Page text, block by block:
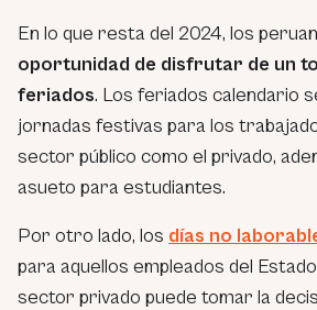
En lo que resta del 2024, los
oportunidad de disfrutar de un
feriados. Los feriados calendario
jornadas festivas para los
sector público como el privado,
asueto para estudiantes.
Por otro lado, los días no
para aquellos empleados del
sector privado puede tomar la